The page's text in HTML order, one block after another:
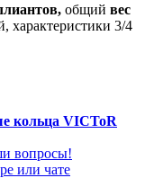
общий вес
характеристики 3/4
кольца VICToR
вопросы!
или чате